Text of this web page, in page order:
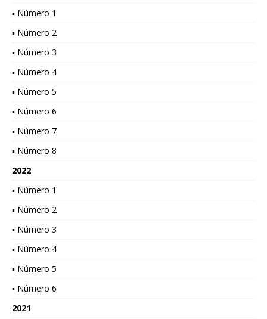
▪ Número 1
▪ Número 2
▪ Número 3
▪ Número 4
▪ Número 5
▪ Número 6
▪ Número 7
▪ Número 8
2022
▪ Número 1
▪ Número 2
▪ Número 3
▪ Número 4
▪ Número 5
▪ Número 6
2021